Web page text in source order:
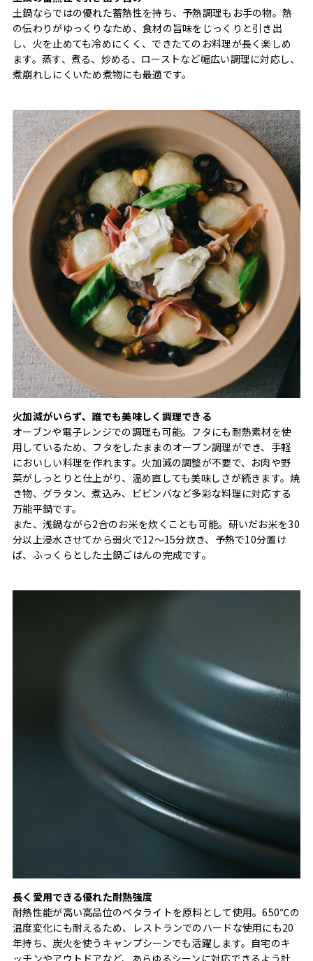
土鍋ならではの優れた蓄熱性を持ち、予熱調理もお手の物。熱
の伝わりがゆっくりなため、食材の旨味をじっくりと引き出
し、火を止めても冷めにくく、できたてのお料理が長く楽しめ
ます。蒸す、煮る、炒める、ローストなど幅広い調理に対応し、
煮崩れしにくいため煮物にも最適です。
火加減がいらず、誰でも美味しく調理できる
オーブンや電子レンジでの調理も可能。フタにも耐熱素材を使
用しているため、フタをしたままのオーブン調理ができ、手軽
においしい料理を作れます。火加減の調整が不要で、お肉や野
菜がしっとりと仕上がり、温め直しても美味しさが続きます。焼
き物、グラタン、煮込み、ビビンバなど多彩な料理に対応する
万能平鍋です。
また、浅鍋ながら2合のお米を炊くことも可能。研いだお米を30
分以上浸水させてから弱火で12〜15分炊き、予熱で10分置け
ば、ふっくらとした土鍋ごはんの完成です。
長く愛用できる優れた耐熱強度
耐熱性能が高い高品位のペタライトを原料として使用。650℃の
温度変化にも耐えるため、レストランでのハードな使用にも20
年持ち、炭火を使うキャンプシーンでも活躍します。自宅のキ
ッチンやアウトドアなど、あらゆるシーンに対応できるよう計